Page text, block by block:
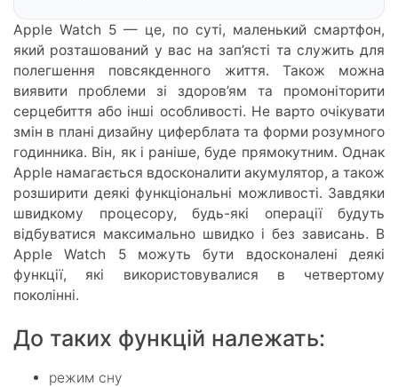
Apple Watch 5 — це, по суті, маленький смартфон,
який розташований у вас на зап’ясті та служить для
полегшення повсякденного життя. Також можна
виявити проблеми зі здоров’ям та промоніторити
серцебиття або інші особливості. Не варто очікувати
змін в плані дизайну циферблата та форми розумного
годинника. Він, як і раніше, буде прямокутним. Однак
Apple намагається вдосконалити акумулятор, а також
розширити деякі функціональні можливості. Завдяки
швидкому процесору, будь-які операції будуть
відбуватися максимально швидко і без зависань. В
Apple Watch 5 можуть бути вдосконалені деякі
функції, які використовувалися в четвертому
поколінні.
До таких функцій належать:
режим сну